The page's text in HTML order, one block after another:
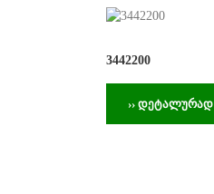
3442200
›› დეტალურად